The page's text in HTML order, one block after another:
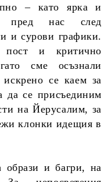
– като ярка и
пред нас след
и сурови графики.
и критично
сме осъзнали
искрено се каем за
да се присъединим
на Йерусалим, за
клонки идещия в
образи и багри, на